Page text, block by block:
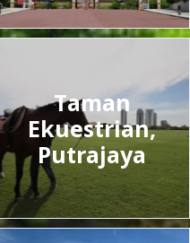
Taman
Ekuestrian,
Putrajaya